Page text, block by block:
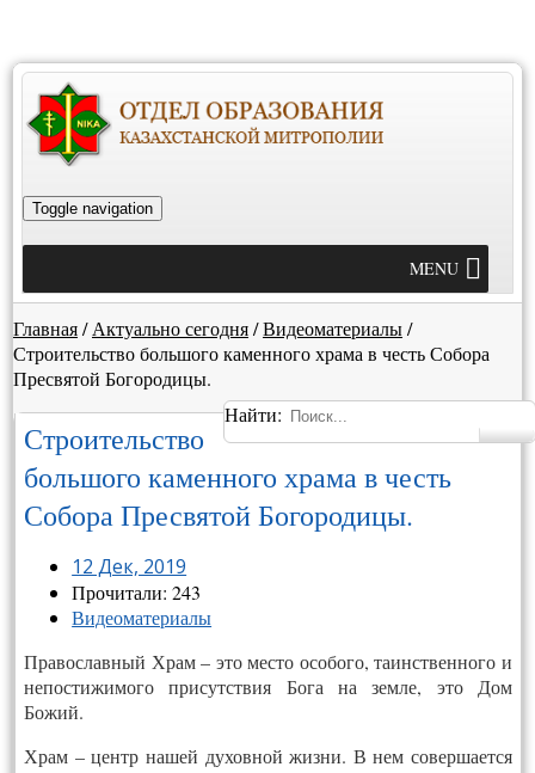
Toggle navigation
MENU
Главная/ Актуально сегодня/Видеоматериалы/
Строительство большого каменного храма в честь Собора
Пресвятой Богородицы.
Найти:
Строительство
большого каменного храма в честь
Собора Пресвятой Богородицы.
12 Дек, 2019
Прочитали: 243
Видеоматериалы
Православный Храм – это место особого, таинственного и
непостижимого присутствия Бога на земле, это Дом
Божий.
Храм – центр нашей духовной жизни. В нем совершается